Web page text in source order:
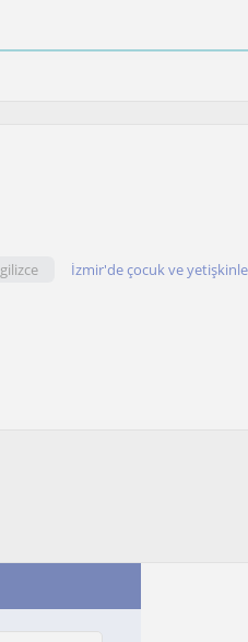
İzmir'de çocuk ve